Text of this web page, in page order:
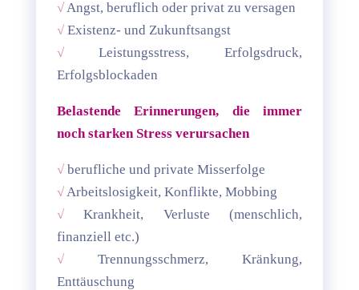
√Angst, beruflich oder privat zu versagen
√Existenz- und Zukunftsangst
√Leistungsstress, Erfolgsdruck,
Erfolgsblockaden
Belastende Erinnerungen, die immer
noch starken Stress verursachen
√berufliche und private Misserfolge
√Arbeitslosigkeit, Konflikte, Mobbing
√Krankheit, Verluste (menschlich,
finanziell etc.)
√Trennungsschmerz, Kränkung,
Enttäuschung